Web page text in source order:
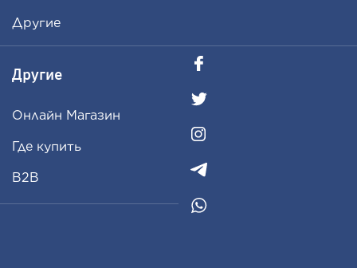
Другие
Другие
Oнлайн Магазин
Где купить
B2B